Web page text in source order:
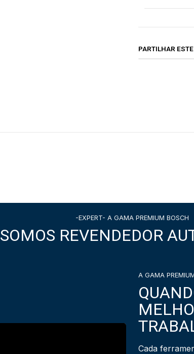
PARTILHAR
-EXPERT- A GAMA PREMIUM BOSCH
SOMOS REVENDEDOR
A GAMA
Cada